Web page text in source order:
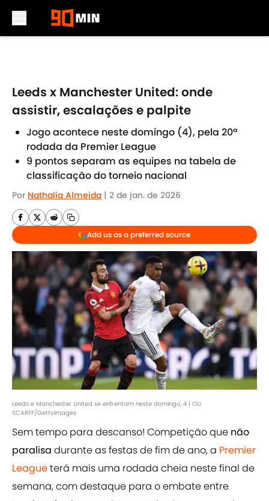
Leeds x Manchester United: onde
assistir, escalações e palpite
Jogo acontece neste domingo (4), pela 20ª
rodada da Premier League
9 pontos separam as equipes na tabela de
classificação do torneio nacional
Por Nathalia Almeida | 2 de jan. de 2026
Add us as a preferred source
Leeds e Manchester United se enfrentam neste domingo, 4 | OLI
SCARFF/GettyImages
Sem tempo para descanso! Competição que não
paralisa durante as festas de fim de ano, a Premier
Leagueterá mais uma rodada cheia neste final de
semana, com destaque para o embate entre